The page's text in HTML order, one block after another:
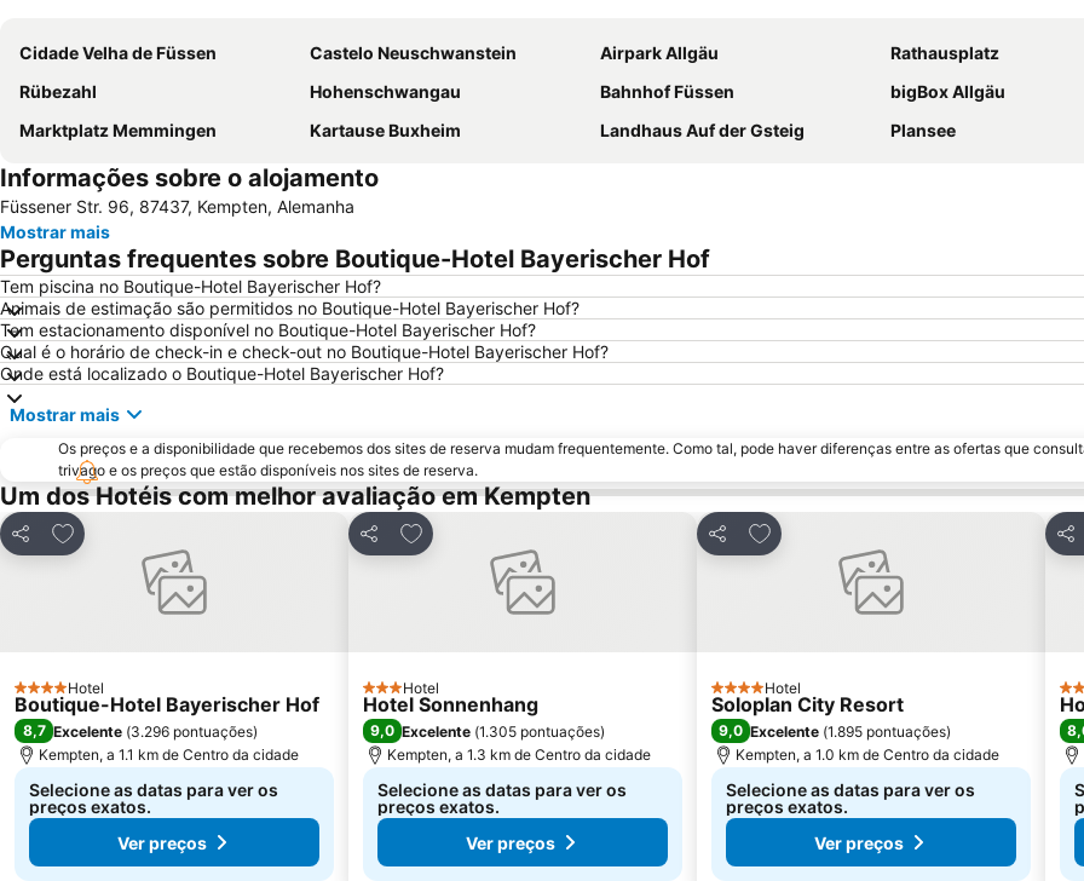
Cidade Velha de Füssen Castelo Neuschwanstein Airpark Allgäu
Rathausplatz
Rübezahl
Hohenschwangau Bahnhof Füssen
bigBox Allgäu
Marktplatz Memmingen
Kartause Buxheim Landhaus Auf der Gsteig Plansee
Informações sobre o alojamento
Füssener Str. 96, 87437, Kempten, Alemanha
Mostrar mais
Perguntas frequentes sobre Boutique-Hotel Bayerischer Hof
Tem piscina no Boutique-Hotel Bayerischer Hof?
Animais de estimação são permitidos no Boutique-Hotel Bayerischer Hof?
Tem estacionamento disponível no Boutique-Hotel Bayerischer Hof?
Qual é o horário de check-in e check-out no Boutique-Hotel Bayerischer Hof?
Onde está localizado o Boutique-Hotel Bayerischer Hof?
Mostrar mais
Os preços e a disponibilidade que recebemos dos sites de reserva mudam frequentemente. Como tal, pode haver diferenças entre as ofertas que
trivago e os preços que estão disponíveis nos sites de reserva.
Um dos Hotéis com melhor avaliação em Kempten
Partilhar
Adicionar aos favoritos
4 Estrelas
Hotel
Boutique-Hotel Bayerischer Hof
8,7 Excelente (3.296 pontuações)
Kempten, a 1.1 km de Centro da cidade
Selecione as datas para ver os
preços exatos.
Ver preços
Partilhar
Adicionar aos favoritos
3 Estrelas
Hotel
Hotel Sonnenhang
9,0 Excelente (1.305 pontuações)
Kempten, a 1.3 km de Centro da cidade
Selecione as datas para ver os
preços exatos.
Ver preços
Partilhar
Adicionar aos favoritos
4 Estrelas
Hotel
Soloplan City Resort
9,0 Excelente (1.895 pontuações)
Kempten, a 1.0 km de Centro da cidade
Selecione as datas para ver os
preços exatos.
Ver preços
4